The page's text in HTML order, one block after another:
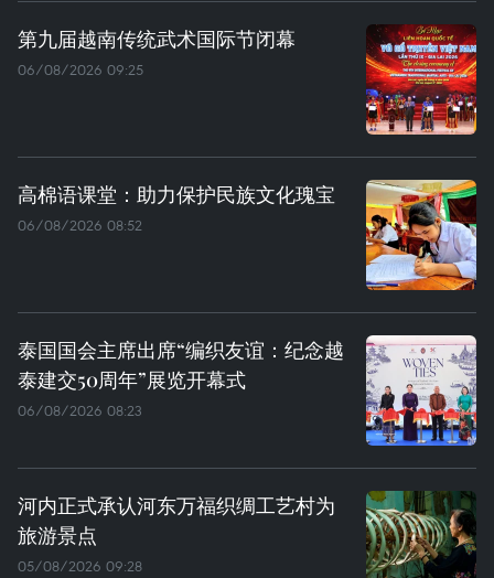
第九届越南传统武术国际节闭幕
06/08/2026 09:25
高棉语课堂：助力保护民族文化瑰宝
06/08/2026 08:52
泰国国会主席出席“编织友谊：纪念越
泰建交50周年”展览开幕式
06/08/2026 08:23
河内正式承认河东万福织绸工艺村为
旅游景点
05/08/2026 09:28